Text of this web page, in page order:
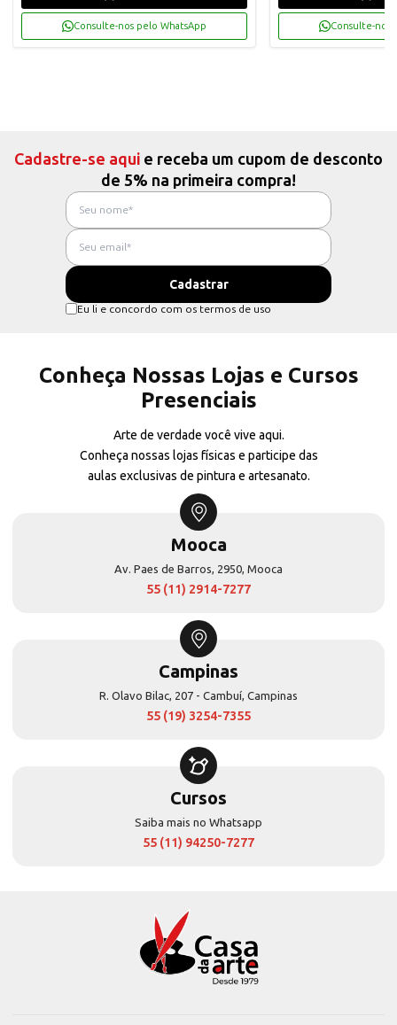
Consulte-nos pelo WhatsApp Consulte-nos
Cadastre-se aqui e receba um cupom de desconto
de 5% na primeira compra!
Eu li e concordo com os termos de uso
Conheça Nossas Lojas e Cursos
Presenciais
Arte de verdade você vive aqui.
Conheça nossas lojas físicas e participe das
aulas exclusivas de pintura e artesanato.
Mooca
Av. Paes de Barros, 2950, Mooca
55 (11) 2914-7277
Campinas
R. Olavo Bilac, 207 - Cambuí, Campinas
55 (19) 3254-7355
Cursos
Saiba mais no Whatsapp
55 (11) 94250-7277